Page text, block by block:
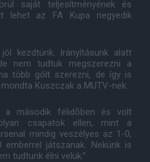
saját teljesítményének és
lehet az FA Kupa negyedik
kezdtünk. Irányításunk alatt
nem tudtuk megszerezni a
több gólt szerezni, de így is
Kuszczak a MUTV-nek.
a második félidõben és volt
csapatok ellen, mint a
mindig veszélyes az 1-0,
játszanak. Nekünk is
tudtunk élni velük.”